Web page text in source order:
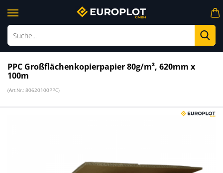
PPC Großflächenkopierpapier 80g/m², 620mm x
100m
(Art.Nr.: 80620100PPC)